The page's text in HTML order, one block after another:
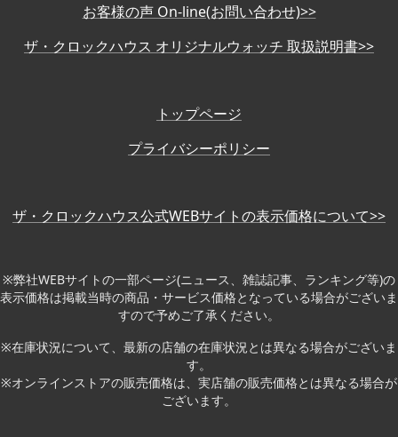
お客様の声 On-line(お問い合わせ)>>
ザ・クロックハウス オリジナルウォッチ 取扱説明書>>
トップページ
プライバシーポリシー
ザ・クロックハウス公式WEBサイトの表示価格について>>
※弊社WEBサイトの一部ページ(ニュース、雑誌記事、ランキング等)の
表示価格は掲載当時の商品・サービス価格となっている場合がございま
すので予めご了承ください。
※在庫状況について、最新の店舗の在庫状況とは異なる場合がございま
す。
※オンラインストアの販売価格は、実店舗の販売価格とは異なる場合が
ございます。